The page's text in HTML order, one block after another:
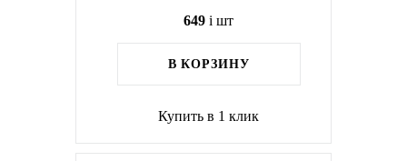
649 i шт
В КОРЗИНУ
Купить в 1 клик